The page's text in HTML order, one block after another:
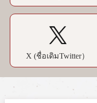
X (ชื่อเดิมTwitter）